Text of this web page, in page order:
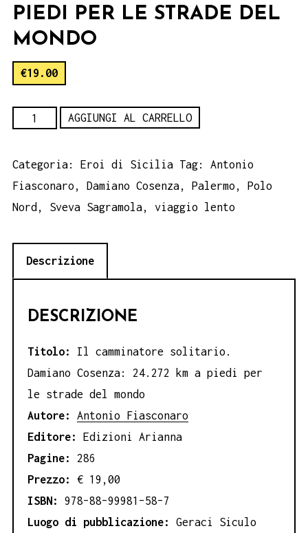
PIEDI PER LE STRADE DEL
MONDO
€19.00
solitario.
Damiano
Cosenza:
km
per
strade
del
mondo
quantità
AGGIUNGI AL CARRELLO
Categoria: Eroi di Sicilia Tag: Antonio
Fiasconaro
Damiano Cosenza Palermo
Polo
Nord
Sveva Sagramola viaggio lento
Descrizione
DESCRIZIONE
Titolo: Il camminatore solitario.
Damiano Cosenza: 24.272 km a piedi per
le strade del mondo
Autore: Antonio Fiasconaro
Editore: Edizioni Arianna
Pagine:
286
Prezzo: € 19,00
ISBN: 978–88–99981–58–7
Luogo di pubblicazione: Geraci Siculo